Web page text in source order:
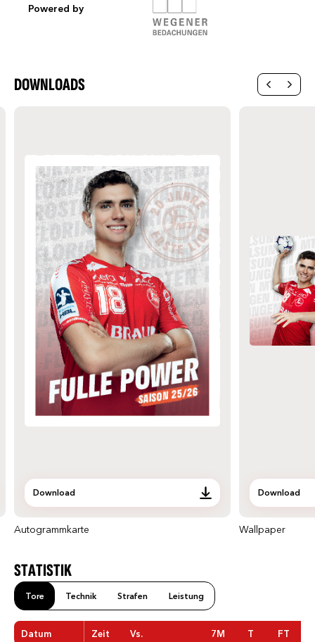
Powered by
DOWNLOADS
Download
Autogrammkarte
Download
Wallpaper
STATISTIK
Tore Technik Strafen Leistung
Datum Zeit Vs. 7M T FT